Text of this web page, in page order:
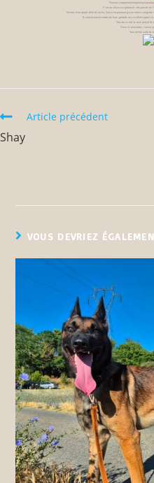
Nous ne comprenons toujours pas
C’est un chien exceptionnel : très proche de
Victime d’un simple délit de faciès, Yota n’est pourtant pas un chien
Il connaît tous les ordres de base, possède un excellent rappel
Yota devra être le seul animal de
Venez le rencontrer, vous ne
Yota mérite enfin de
Article précédent
Shay
VOUS DEVRIEZ